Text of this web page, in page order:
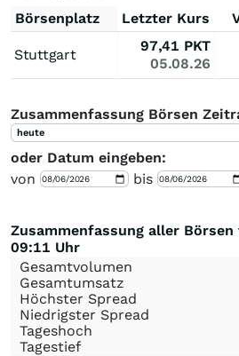
Börsenplatz Letzter Kurs
Stuttgart
97,41 PKT
05.08.26
Zusammenfassung Börsen
heute
oder Datum eingeben:
von
bis
Zusammenfassung aller
09:11 Uhr
Gesamtvolumen
Gesamtumsatz
Höchster Spread
Niedrigster Spread
Tageshoch
Tagestief